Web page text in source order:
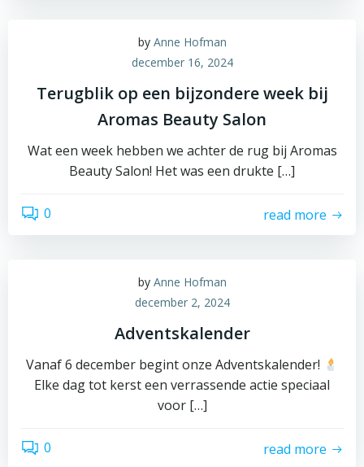
by Anne Hofman
december 16, 2024
Terugblik op een bijzondere week bij
Aromas Beauty Salon
Wat een week hebben we achter de rug bij Aromas
Beauty Salon! Het was een drukte […]
0 read more
by Anne Hofman
december 2, 2024
Adventskalender
Vanaf 6 december begint onze Adventskalender!
Elke dag tot kerst een verrassende actie speciaal
voor […]
0 read more